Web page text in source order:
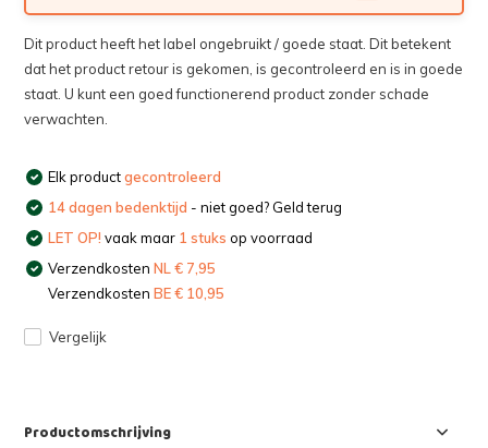
Dit product heeft het label ongebruikt / goede staat. Dit betekent
dat het product retour is gekomen, is gecontroleerd en is in goede
staat. U kunt een goed functionerend product zonder schade
verwachten.
Elk productgecontroleerd
14 dagen bedenktijd - niet goed? Geld terug
LET OP! vaak maar 1 stuks op voorraad
VerzendkostenNL € 7,95
VerzendkostenBE € 10,95
Vergelijk
Productomschrijving